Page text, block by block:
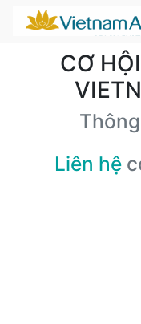
CƠ
Liên hệ